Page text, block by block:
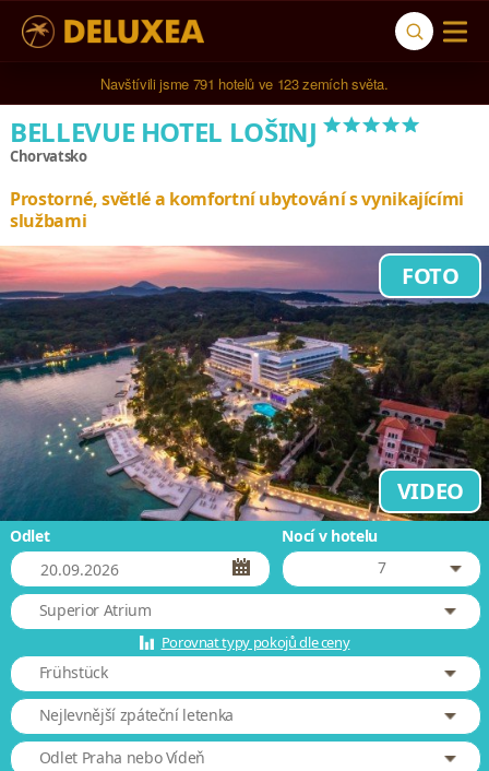
Navštívili jsme 791 hotelů ve 123 zemích světa.
BELLEVUE HOTEL LOŠINJ*****
Chorvatsko
Prostorné, světlé a komfortní ubytování s vynikajícími
službami
FOTO
VIDEO
Odlet
Nocí v hotelu
7
Superior Atrium
Porovnat typy pokojů dle ceny
Frühstück
Nejlevnější zpáteční letenka
Odlet Praha nebo Vídeň